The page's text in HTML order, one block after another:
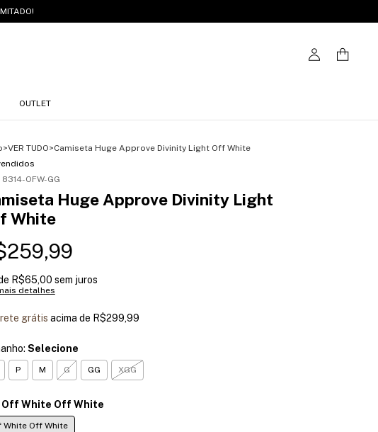
OUTLET
>VER TUDO>Camiseta Huge Approve Divinity Light Off White
8314-OFW-GG
Huge Approve Divinity Light
White
R$65,00 sem juros
detalhes
grátis acima de R$299,99
Selecione
P M G GG XGG
Off White Off White
White Off White